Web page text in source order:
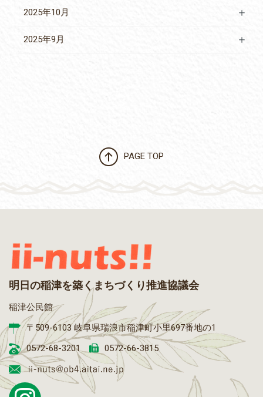
2025年10月
2025年9月
PAGE TOP
明日の稲津を築くまちづくり推進協議会
稲津公民館
〒509-6103 岐阜県瑞浪市稲津町小里697番地の1
0572-68-3201
0572-66-3815